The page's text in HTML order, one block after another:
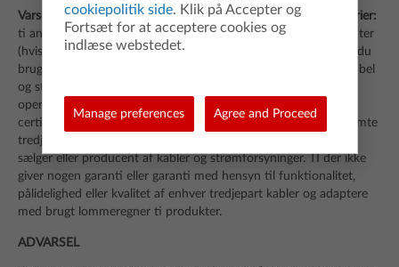
Varsel for TI-lommeregner produkter med genopladelige batterier:
ti anbefaler at bruge TI-medfølgende USB-kabel og strømadapter
(hvis de begge er inkluderet) med denne lommeregner ti. Hvis du
bruger en tredjepart og/eller strømforsyning, bør du sikre at kabel
og strømadapter opfylder gældende sikkerhedskrav og
operationelle standarder og certificeringer, herunder UL og CE
certificering. Hvis du har spørgsmål angående brugen af bestemte
tredje kabler og adaptere med ti produkter, bør du kontakte
sælger eller producent af kabler og strømforsyninger. TI der ikke
giver nogen garanti eller garanti med hensyn til funktionalitet,
pålidelighed eller kvalitet af enhver tredjepart kabler og adaptere
med brugt lommeregner ti produkter.
ADVARSEL
cookiepolitik side. Klik på Accepter og
Fortsæt for at acceptere cookies og
indlæse webstedet.
Manage preferences Agree and Proceed